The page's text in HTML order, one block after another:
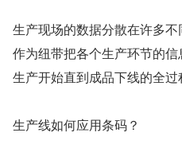
生产现场的数据分散在许多
作为纽带把各个生产环节的
生产开始直到成品下线的全过
生产线如何应用条码？